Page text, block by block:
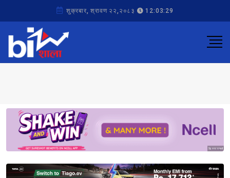
शुक्रबार, श्रावण २२,२०८३ 12:03:29
Sponsored